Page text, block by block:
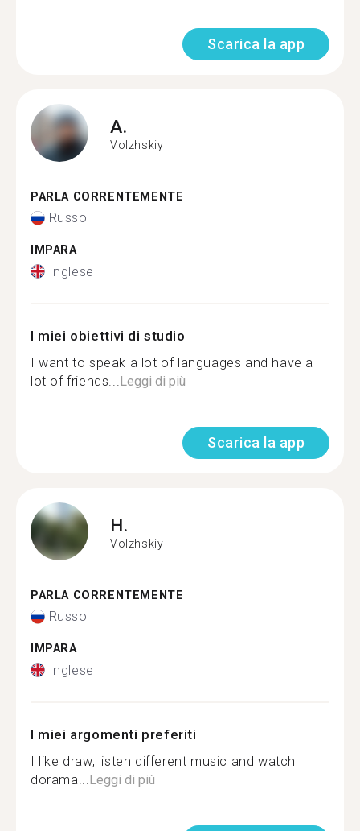
Scarica la app
A.
Volzhskiy
PARLA CORRENTEMENTE
Russo
IMPARA
Inglese
I miei obiettivi di studio
I want to speak a lot of languages and have a
lot of friends... Leggi di più
Scarica la app
H.
Volzhskiy
PARLA CORRENTEMENTE
Russo
IMPARA
Inglese
I miei argomenti preferiti
I like draw, listen different music and watch
dorama... Leggi di più